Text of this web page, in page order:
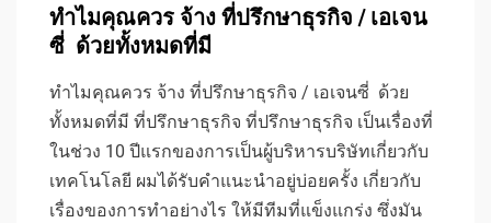
ทำไมคุณควร จ้าง ที่ปรึกษาธุรกิจ / เอเจน
ซี่ ด้วยทั้งหมดที่มี
ทำไมคุณควร จ้าง ที่ปรึกษาธุรกิจ / เอเจนซี่ ด้วย
ทั้งหมดที่มี ที่ปรึกษาธุรกิจ ที่ปรึกษาธุรกิจ เป็นเรื่องที่
ในช่วง 10 ปีแรกของการเป็นผู้บริหารบริษัทเกี่ยวกับ
เทคโนโลยี ผมได้รับคำแนะนำอยู่บ่อยครั้ง เกี่ยวกับ
เรื่องของการทำอย่างไร ให้มีทีมที่แข็งแกร่ง ซึ่งมัน